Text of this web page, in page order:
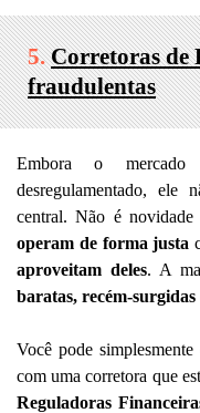
5.Corretoras de
fraudulentas
Embora o
desregulamentado, ele
central. Não é novidade
operam de forma justa
aproveitam deles. A
baratas, recém-surgidas
Você pode
com uma corretora que
Reguladoras